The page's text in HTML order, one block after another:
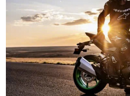
Tin nóng
Tư vấn luật